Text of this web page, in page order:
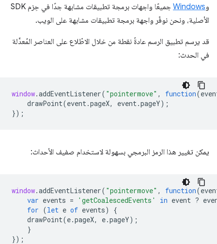
وWindows
جميعًا واجهات برمجة تطبيقات مشابهة جدًا في حِزم SDK
الأصلية، ونحن نوفّر واجهة برمجة تطبيقات مشابهة على الويب.
قد يرسم تطبيق الرسم عادةً نقطة من خلال الاطّلاع على العناصر المُعدَّلة
في الحدث:
window.addEventListener( "pointermove" , function(
drawPoint(event .pageX, event .pageY);
});
يمكن تغيير هذا الرمز البرمجي بسهولة لاستخدام صفيف الأحداث:
window.addEventListener( "pointermove" , function(
var events = 'getCoalescedEvents' in event ?
for (let e of events)
{
drawPoint(e.pageX, e.pageY);
}
});